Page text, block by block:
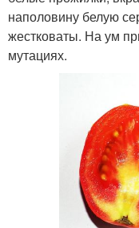
наполовину белую
жестковаты. На ум
мутациях.